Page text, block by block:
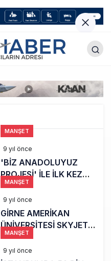
MANŞET
9 yıl önce
'BİZ ANADOLUYUZ
PROJESİ' İLE İLK KEZ
UÇAĞA BİNDİLER
MANŞET
9 yıl önce
GİRNE AMERİKAN
ÜNİVERSİTESİ SKYJET
VE GÖKJET
BİRLİKTELİĞİ
MANŞET
9 yıl önce